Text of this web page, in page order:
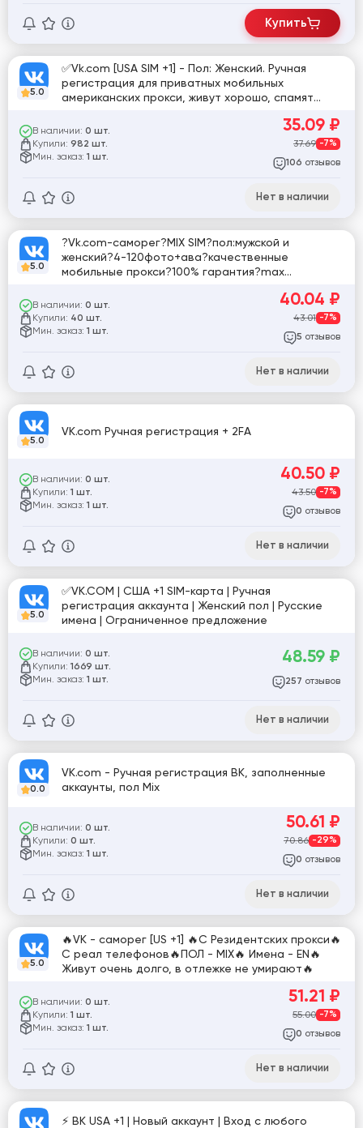
Купить
5.0
✅Vk.com [USA SIM +1] - Пол: Женский. Ручная
регистрация для приватных мобильных
американских прокси, живут хорошо, спамят
В наличии: 0 шт.
Купили: 982 шт.
Мин. заказ: 1 шт.
35.09 ₽
37.69 -7%
106 отзывов
Нет в наличии
5.0
?Vk.com-саморег?MIX SIM?пол:мужской и
женский?4-120фото+ава?качественные
мобильные прокси?100% гарантия?max
В наличии: 0 шт.
Купили: 40 шт.
Мин. заказ: 1 шт.
40.04 ₽
43.01 -7%
5 отзывов
Нет в наличии
5.0
VK.com Ручная регистрация + 2FA
В наличии: 0 шт.
Купили: 1 шт.
Мин. заказ: 1 шт.
40.50 ₽
43.50 -7%
0 отзывов
Нет в наличии
5.0
✅VK.COM | США +1 SIM-карта | Ручная
регистрация аккаунта | Женский пол | Русские
имена | Ограниченное предложение
В наличии: 0 шт.
Купили: 1669 шт.
Мин. заказ: 1 шт.
48.59 ₽
257 отзывов
Нет в наличии
0.0
VK.com - Ручная регистрация ВК, заполненные
аккаунты, пол Mix
В наличии: 0 шт.
Купили: 0 шт.
Мин. заказ: 1 шт.
50.61 ₽
70.86 -29%
0 отзывов
Нет в наличии
5.0
🔥VK - саморег [US +1] 🔥С Резидентских прокси🔥
С реал телефонов🔥ПОЛ - MIX🔥 Имена - EN🔥
Живут очень долго, в отлежке не умирают🔥
В наличии: 0 шт.
Купили: 1 шт.
Мин. заказ: 1 шт.
51.21 ₽
55.00 -7%
0 отзывов
Нет в наличии
⚡ ВК USA +1 | Новый аккаунт | Вход с любого